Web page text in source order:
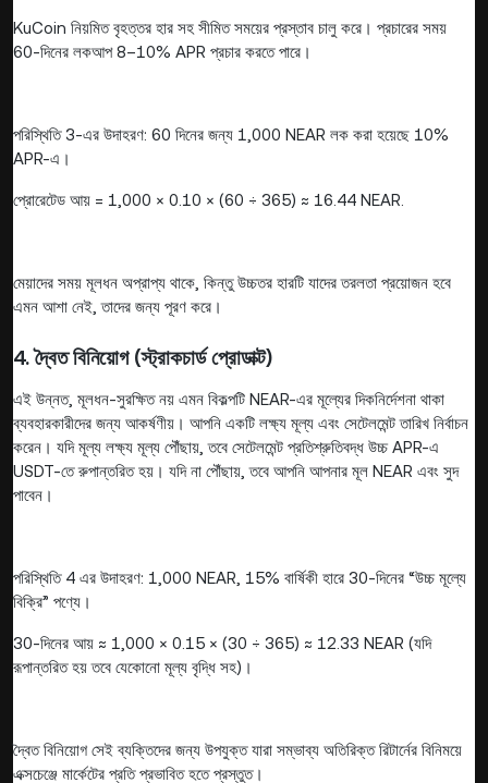
KuCoin নিয়মিত বৃহত্তর হার সহ সীমিত সময়ের প্রস্তাব চালু করে। প্রচারের সময়
60-দিনের লকআপ 8–10% APR প্রচার করতে পারে।
পরিস্থিতি 3-এর উদাহরণ: 60 দিনের জন্য 1,000 NEAR লক করা হয়েছে 10%
APR-এ।
প্রোরেটেড আয় = 1,000 × 0.10 × (60 ÷ 365) ≈ 16.44 NEAR.
মেয়াদের সময় মূলধন অপ্রাপ্য থাকে, কিন্তু উচ্চতর হারটি যাদের তরলতা প্রয়োজন হবে
এমন আশা নেই, তাদের জন্য পূরণ করে।
4. দ্বৈত বিনিয়োগ (স্ট্রাকচার্ড প্রোডাক্ট)
এই উন্নত, মূলধন-সুরক্ষিত নয় এমন বিকল্পটি NEAR-এর মূল্যের দিকনির্দেশনা থাকা
ব্যবহারকারীদের জন্য আকর্ষণীয়। আপনি একটি লক্ষ্য মূল্য এবং সেটেলমেন্ট তারিখ নির্বাচন
করেন। যদি মূল্য লক্ষ্য মূল্য পৌঁছায়, তবে সেটেলমেন্ট প্রতিশ্রুতিবদ্ধ উচ্চ APR-এ
USDT-তে রুপান্তরিত হয়। যদি না পৌঁছায়, তবে আপনি আপনার মূল NEAR এবং সুদ
পাবেন।
পরিস্থিতি 4 এর উদাহরণ: 1,000 NEAR, 15% বার্ষিকী হারে 30-দিনের “উচ্চ মূল্যে
বিক্রি” পণ্যে।
30-দিনের আয় ≈ 1,000 × 0.15 × (30 ÷ 365) ≈ 12.33 NEAR (যদি
রূপান্তরিত হয় তবে যেকোনো মূল্য বৃদ্ধি সহ)।
দ্বৈত বিনিয়োগ সেই ব্যক্তিদের জন্য উপযুক্ত যারা সম্ভাব্য অতিরিক্ত রিটার্নের বিনিময়ে
এক্সচেঞ্জে মার্কেটের প্রতি প্রভাবিত হতে প্রস্তুত।